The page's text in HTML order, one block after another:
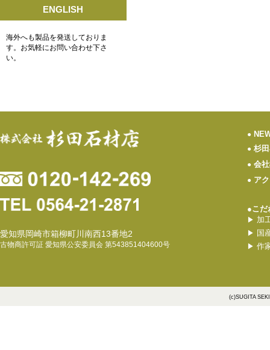
ENGLISH
海外へも製品を発送しておりま
す。お気軽にお問い合わせ下さ
い。
愛知県岡崎市箱柳町川南西13番地2
古物商許可証 愛知県公安委員会 第543851404600号
●
● 杉
● 会
● ア
●こだ
▶ 加
▶ 国
▶ 作
(c)SUGITA